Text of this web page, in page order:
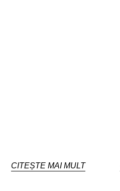
CITEȘTE MAI MULT